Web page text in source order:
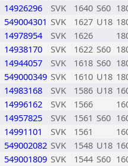
14926296 SVK 1640 S60
549004301 SVK 1627 U18
14978954 SVK 1626
14938170 SVK 1622 S60
14944057 SVK 1618 S60
549000349 SVK 1610 U18
14983168 SVK 1586 U18
14996162 SVK 1566
14957825 SVK 1561 S60
14991101 SVK 1561
549002082 SVK 1548 U18
549001809 SVK 1544 S60